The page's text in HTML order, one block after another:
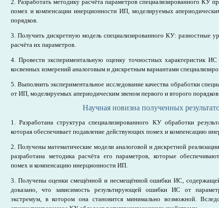
2. Разработать методику расчёта параметров специализированного КУ
помех и компенсации инерционности ИП, моделируемых
порядков.
3. Получить дискретную модель специализированного КУ: разностные
расчёта их параметров.
4. Провести экспериментальную оценку точностных характеристик ИС
косвенных измерений аналоговым и дискретным вариантами
5. Выполнить экспериментальное исследование качества обработки
от ИП, моделируемых апериодическим звеном первого и второго
Научная новизна полученных
1. Разработана структура специализированного КУ обработки
которая обеспечивает подавление действующих помех и компенсацию
2. Получены математические модели аналоговой и дискретной
разработана методика расчёта его параметров, которые
помех и компенсацию инерционности ИП.
3. Получены оценки смещённой и несмещённой ошибки ИС,
доказано, что зависимость результирующей ошибки ИС от
экстремум, в котором она становится минимально возможной.